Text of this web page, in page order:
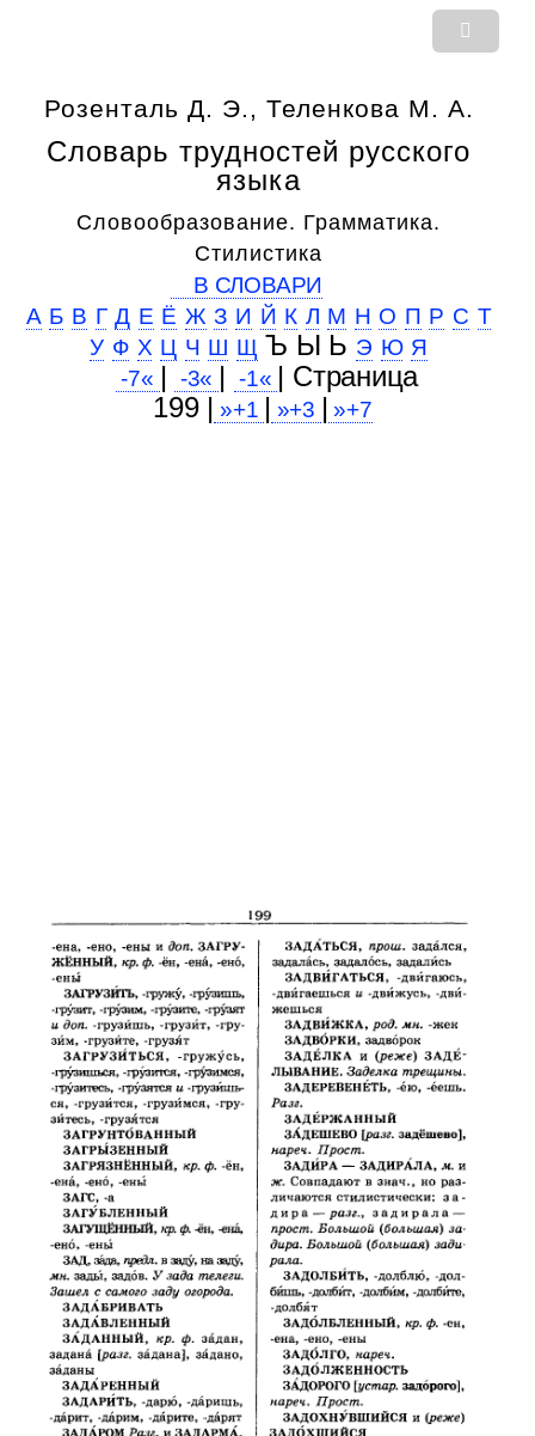
Розенталь Д. Э., Теленкова М. А.
Словарь трудностей русского
языка
Словообразование. Грамматика.
Стилистика
В СЛОВАРИ
А Б В Г Д Е Ё Ж З И Й К Л М Н О П Р С Т
У Ф Х Ц Ч Ш Щ Ъ Ы Ь Э Ю Я
-7« | -3« | -1« | Cтраница
199 | »+1 | »+3 | »+7